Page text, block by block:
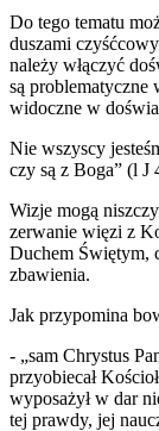
Do tego tematu
duszami
należy włączyć
są problematyczne
widoczne w
Nie wszyscy
czy są z Boga” (l J
Wizje mogą
zerwanie więzi z
Duchem Świętym,
zbawienia.
Jak przypomina
- „sam Chrystus
przyobiecał
wyposażył w dar
tej prawdy, jej